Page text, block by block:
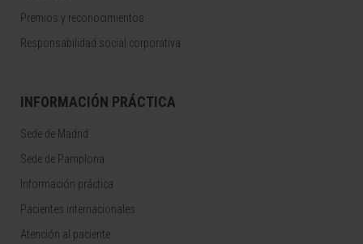
Premios y reconocimientos
Responsabilidad social corporativa
INFORMACIÓN PRÁCTICA
Sede de Madrid
Sede de Pamplona
Información práctica
Pacientes internacionales
Atención al paciente